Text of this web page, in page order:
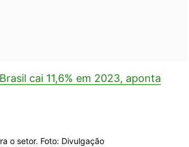
cai 11,6% em 2023, aponta
o setor. Foto: Divulgação